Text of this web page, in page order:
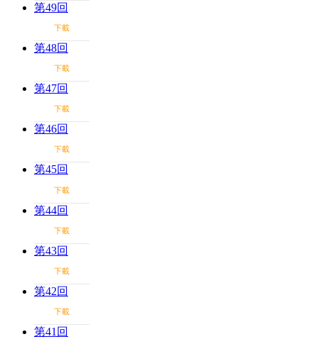
第49回
下載
第48回
下載
第47回
下載
第46回
下載
第45回
下載
第44回
下載
第43回
下載
第42回
下載
第41回